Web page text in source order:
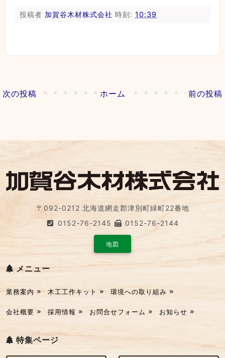
投稿者 加賀谷木材株式会社 時刻: 10:39
次の投稿 前の投稿
ホーム
〒092-0212 北海道網走郡津別町緑町22番地
0152-76-2145
0152-76-2144
地図
メニュー
業務案内 木工工作キット 環境への取り組み
会社概要 採用情報 お問合せフォーム お知らせ
特集ページ